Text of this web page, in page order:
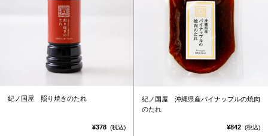
紀ノ国屋 照り焼きのたれ
¥378 (税込)
紀ノ国屋 沖縄県産パイナップルの焼肉
のたれ
¥842 (税込)